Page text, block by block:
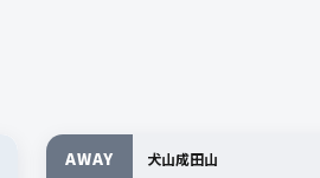
AWAY 犬山成田山